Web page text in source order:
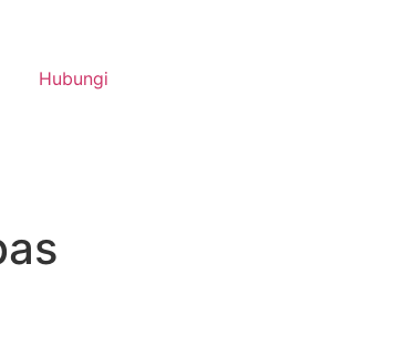
Hubungi